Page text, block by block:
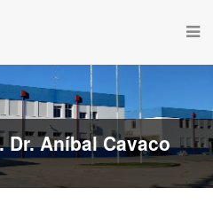
Dr. Aníbal Cavaco